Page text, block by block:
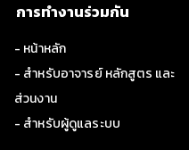
การทำงานร่วมกัน
- หน้าหลัก
- สำหรับอาจารย์ หลักสูตร และ
ส่วนงาน
- สำหรับผู้ดูแลระบบ